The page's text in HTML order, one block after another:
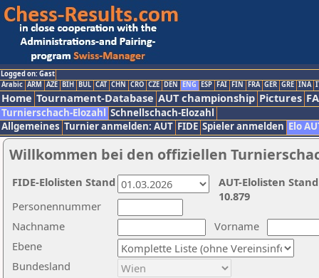
Logged on: Gast
Arabic ARM AZE BIH BUL CAT CHN CRO CZE DEN ENG ESP FAI FIN FRA GER GRE INA
Home Tournament-Database AUT championship Pictures
Turnierschach-Elozahl Schnellschach-Elozahl
Allgemeines Turnier anmelden: AUT FIDE Spieler anmelden Elo
Willkommen bei den offiziellen
Nachname
Vorname
Ebene
Personennummer
Bundesland
AUT-Elolisten
10.879
FIDE-Elolisten Stand